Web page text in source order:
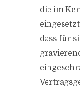
die im
dass für